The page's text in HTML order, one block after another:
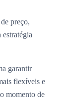
preço,
estratégia
garantir
flexíveis e
momento de